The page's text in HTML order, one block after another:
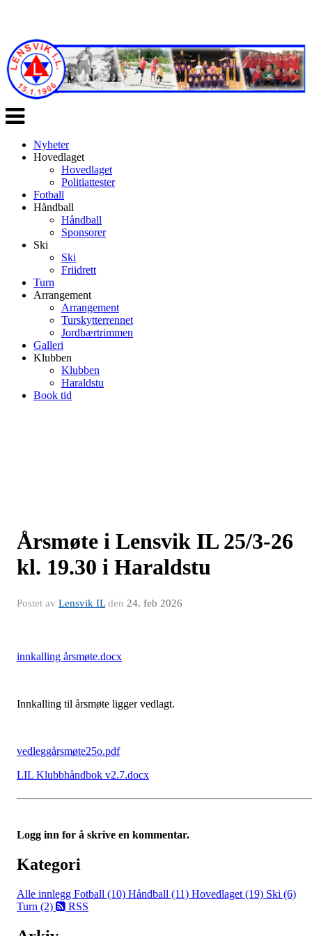
Veksle
navigasjon
Nyheter
Hovedlaget
Hovedlaget
Politiattester
Fotball
Håndball
Håndball
Sponsorer
Ski
Ski
Friidrett
Turn
Arrangement
Arrangement
Turskytterrennet
Jordbærtrimmen
Galleri
Klubben
Klubben
Haraldstu
Book tid
Årsmøte i Lensvik IL 25/3-26
kl. 19.30 i Haraldstu
Postet av Lensvik ILden 24. feb 2026
innkalling årsmøte.docx
Innkalling til årsmøte ligger vedlagt.
vedleggårsmøte25o.pdf
LIL Klubbhåndbok v2.7.docx
Logg inn for å skrive en kommentar.
Kategori
Alle innlegg Fotball (10) Håndball (11) Hovedlaget (19) Ski (6)
Turn (2)
RSS